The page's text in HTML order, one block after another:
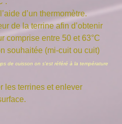
d’un thermomètre.
de la terrine afin d’obtenir
comprise entre 50 et 63°C
souhaitée (mi-cuit ou cuit)
de cuisson on s'est référé à la température
les terrines et enlever